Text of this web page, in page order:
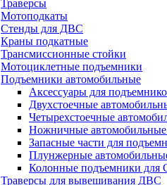
Траверсы
Мотоподкаты
Стенды для ДВС
Краны подкатные
Трансмиссионные стойки
Мотоциклетные подъемники
Подъемники автомобильные
Аксессуары для
Двухстоечные
Четырехстоечные
Ножничные
Запасные части для
Плунжерные
Колонные подъемники для
Траверсы для вывешивания ДВС